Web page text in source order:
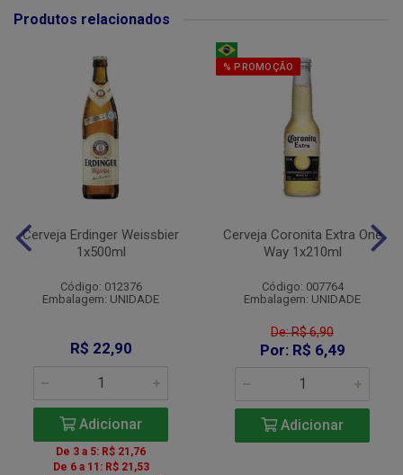
Produtos relacionados
Cerveja Erdinger Weissbier
1x500ml
Código: 012376
Embalagem: UNIDADE
R$ 22,90
Adicionar
De 3 a 5: R$ 21,76
De 6 a 11: R$ 21,53
% PROMOÇÃO
Cerveja Coronita Extra One
Way 1x210ml
Código: 007764
Embalagem: UNIDADE
De: R$ 6,90
Por: R$ 6,49
Adicionar